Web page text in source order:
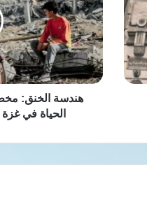
إسرائيل
السري
لإعدام
الحياة
في
غزة
وإعادةهندسة الخنق:
الحياة في